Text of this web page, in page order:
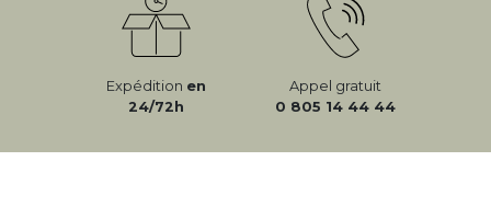
Expédition en
24/72h
Appel gratuit
0 805 14 44 44